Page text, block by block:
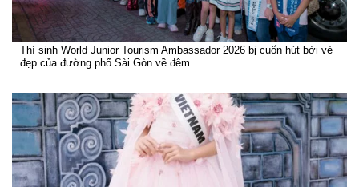
Thí sinh World Junior Tourism Ambassador 2026 bị cuốn hút bởi vẻ
đẹp của đường phố Sài Gòn về đêm